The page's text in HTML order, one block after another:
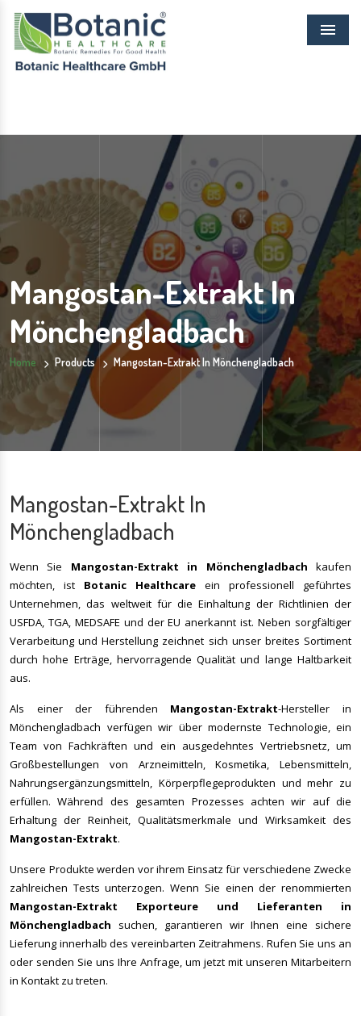
Menu
Mangostan-Extrakt In
Mönchengladbach
Home Products Mangostan-Extrakt In Mönchengladbach
Mangostan-Extrakt In
Mönchengladbach
Wenn Sie Mangostan-Extrakt in Mönchengladbach kaufen
möchten, ist Botanic Healthcare ein professionell geführtes
Unternehmen, das weltweit für die Einhaltung der Richtlinien der
USFDA, TGA, MEDSAFE und der EU anerkannt ist. Neben sorgfältiger
Verarbeitung und Herstellung zeichnet sich unser breites Sortiment
durch hohe Erträge, hervorragende Qualität und lange Haltbarkeit
aus.
Als einer der führenden Mangostan-Extrakt-Hersteller in
Mönchengladbach verfügen wir über modernste Technologie, ein
Team von Fachkräften und ein ausgedehntes Vertriebsnetz, um
Großbestellungen von Arzneimitteln, Kosmetika, Lebensmitteln,
Nahrungsergänzungsmitteln, Körperpflegeprodukten und mehr zu
erfüllen. Während des gesamten Prozesses achten wir auf die
Erhaltung der Reinheit, Qualitätsmerkmale und Wirksamkeit des
Mangostan-Extrakt.
Unsere Produkte werden vor ihrem Einsatz für verschiedene Zwecke
zahlreichen Tests unterzogen. Wenn Sie einen der renommierten
Mangostan-Extrakt
Exporteure und Lieferanten in
Mönchengladbach suchen, garantieren wir Ihnen eine sichere
Lieferung innerhalb des vereinbarten Zeitrahmens. Rufen Sie uns an
oder senden Sie uns Ihre Anfrage, um jetzt mit unseren Mitarbeitern
in Kontakt zu treten.